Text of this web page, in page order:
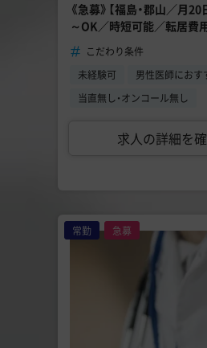
《急募》【福島・郡山／月
～OK／時短可能／転居費
こだわり条件
未経験可
男性医師におす
当直無し・オンコール無し
求人の詳細を
常勤
急募